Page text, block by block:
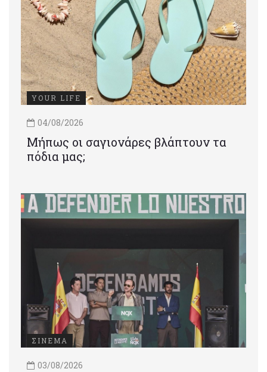
YOUR LIFE
04/08/2026
Μήπως οι σαγιονάρες βλάπτουν τα
πόδια μας;
ΣΙΝΕΜΑ
03/08/2026